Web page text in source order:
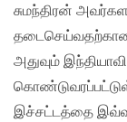
சுமந்திரன்
தடைசெய்வதற்கான
அதுவும்
இச்சட்டத்தை